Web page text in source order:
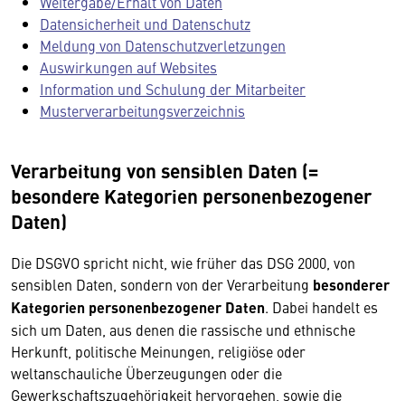
Datensicherheit und Datenschutz
Meldung von Datenschutzverletzungen
Auswirkungen auf Websites
Information und Schulung der Mitarbeiter
Musterverarbeitungsverzeichnis
Verarbeitung von sensiblen Daten (=
besondere Kategorien personenbezogener
Daten)
Die DSGVO spricht nicht, wie früher das DSG 2000, von
sensiblen Daten, sondern von der Verarbeitung besonderer
Kategorien personenbezogener Daten. Dabei handelt es
sich um Daten, aus denen die rassische und ethnische
Herkunft, politische Meinungen, religiöse oder
weltanschauliche Überzeugungen oder die
Gewerkschaftszugehörigkeit hervorgehen, sowie die